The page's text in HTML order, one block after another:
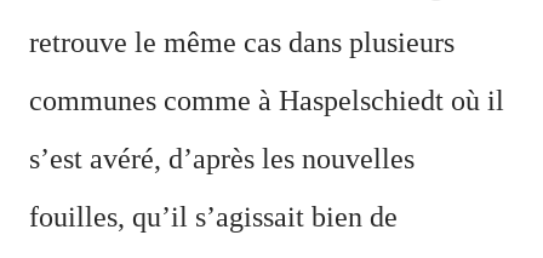
retrouve le même cas dans plusieurs
communes comme à Haspelschiedt où il
s’est avéré, d’après les nouvelles
fouilles, qu’il s’agissait bien de